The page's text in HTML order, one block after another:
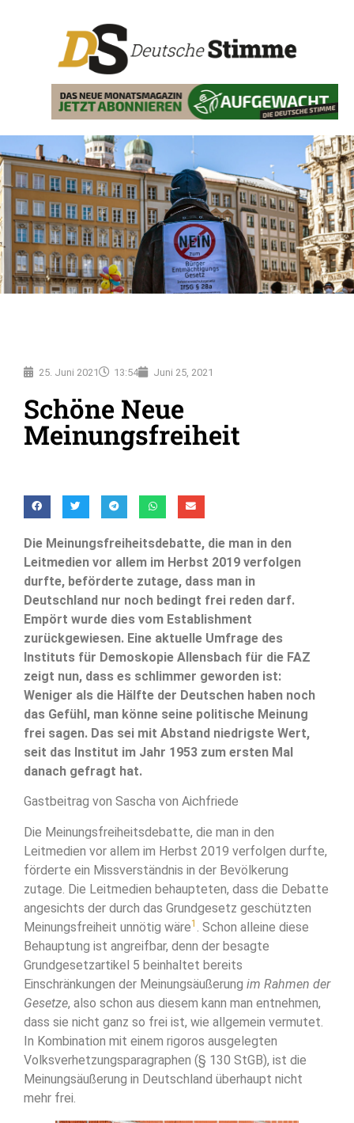
25. Juni 2021 13:54 Juni 25, 2021
Schöne Neue
Meinungsfreiheit
Die Meinungsfreiheitsdebatte, die man in den
Leitmedien vor allem im Herbst 2019 verfolgen
durfte, beförderte zutage, dass man in
Deutschland nur noch bedingt frei reden darf.
Empört wurde dies vom Establishment
zurückgewiesen. Eine aktuelle Umfrage des
Instituts für Demoskopie Allensbach für die FAZ
zeigt nun, dass es schlimmer geworden ist:
Weniger als die Hälfte der Deutschen haben noch
das Gefühl, man könne seine politische Meinung
frei sagen. Das sei mit Abstand niedrigste Wert,
seit das Institut im Jahr 1953 zum ersten Mal
danach gefragt hat.
Gastbeitrag von Sascha von Aichfriede
Die Meinungsfreiheitsdebatte, die man in den
Leitmedien vor allem im Herbst 2019 verfolgen durfte,
förderte ein Missverständnis in der Bevölkerung
zutage. Die Leitmedien behaupteten, dass die Debatte
angesichts der durch das Grundgesetz geschützten
Meinungsfreiheit unnötig wäre1
. Schon alleine diese
Behauptung ist angreifbar, denn der besagte
Grundgesetzartikel 5 beinhaltet bereits
Einschränkungen der Meinungsäußerung im Rahmen der
Gesetze, also schon aus diesem kann man entnehmen,
dass sie nicht ganz so frei ist, wie allgemein vermutet.
In Kombination mit einem rigoros ausgelegten
Volksverhetzungsparagraphen (§ 130 StGB), ist die
Meinungsäußerung in Deutschland überhaupt nicht
mehr frei.